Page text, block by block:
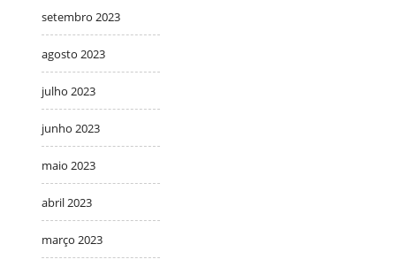
setembro 2023
agosto 2023
julho 2023
junho 2023
maio 2023
abril 2023
março 2023